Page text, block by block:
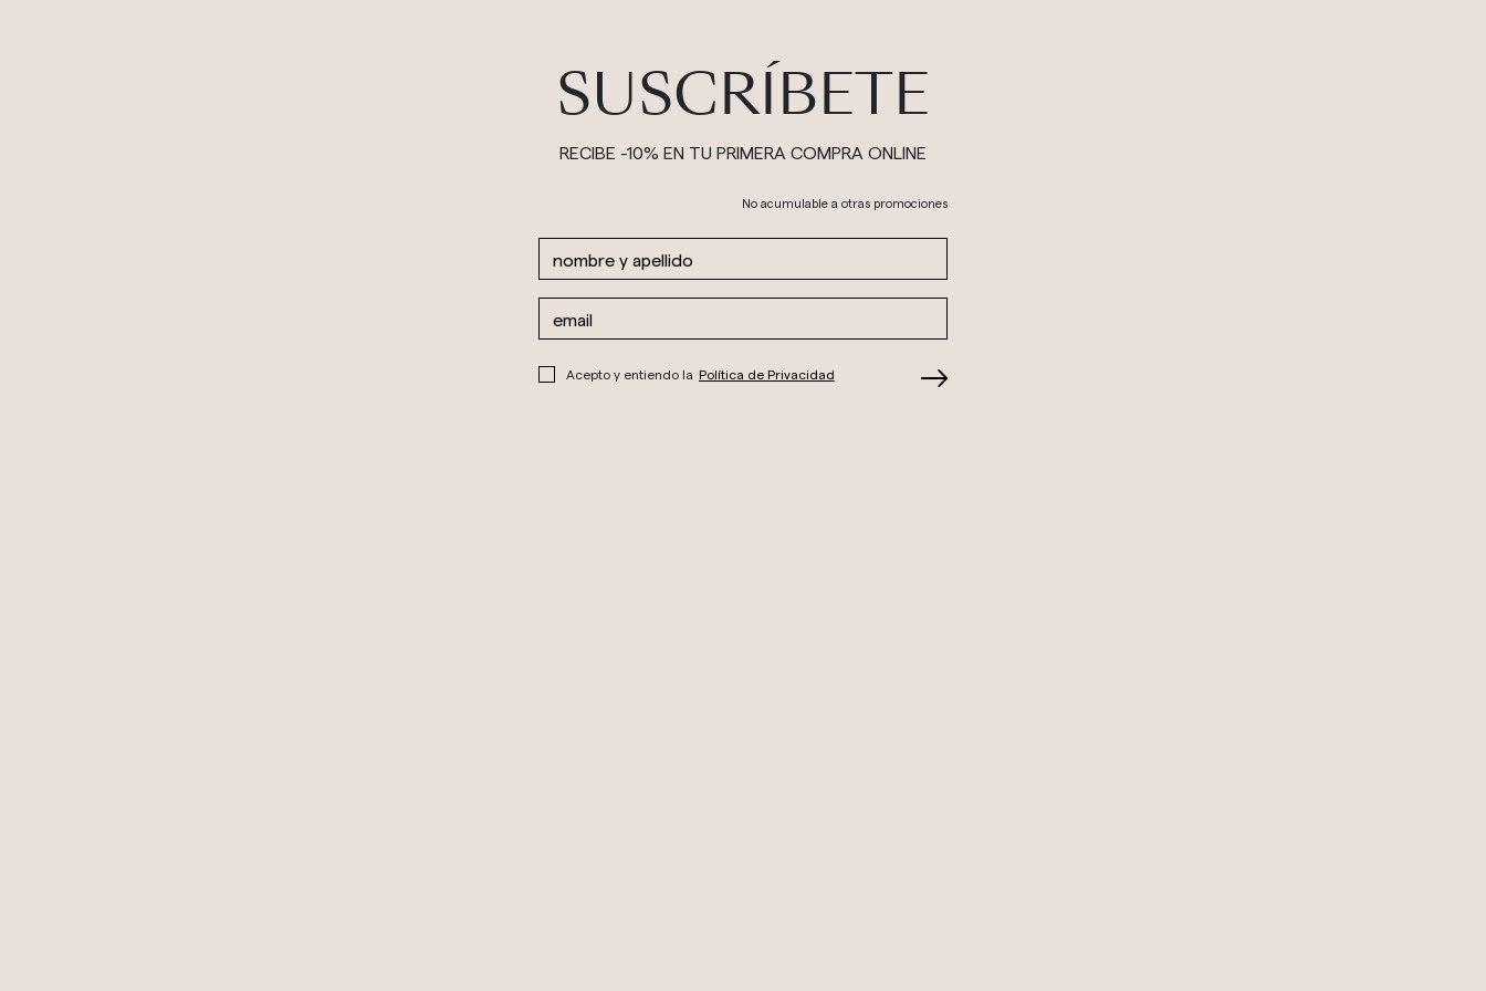
SUSCRÍBETE
RECIBE -10% EN TU PRIMERA COMPRA ONLINE
No acumulable a otras promociones
Acepto y entiendo la Política de Privacidad